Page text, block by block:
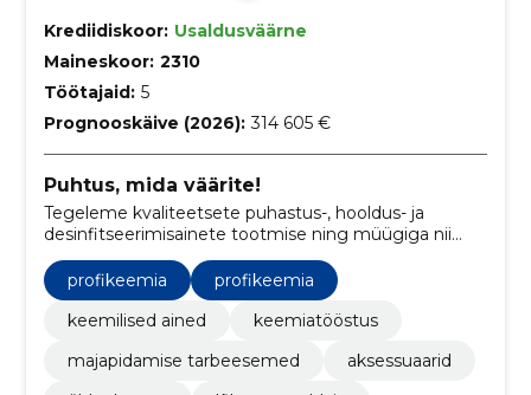
Krediidiskoor: Usaldusväärne
Maineskoor: 2310
Töötajaid: 5
Prognooskäive (2026): 314 605 €
Puhtus, mida väärite!
Tegeleme kvaliteetsete puhastus-, hooldus- ja
desinfitseerimisainete tootmise ning müügiga nii
professionaalseks kui ka koduseks kasutamiseks.
profikeemia
profikeemia
keemilised ained
keemiatööstus
majapidamise tarbeesemed
aksessuaarid